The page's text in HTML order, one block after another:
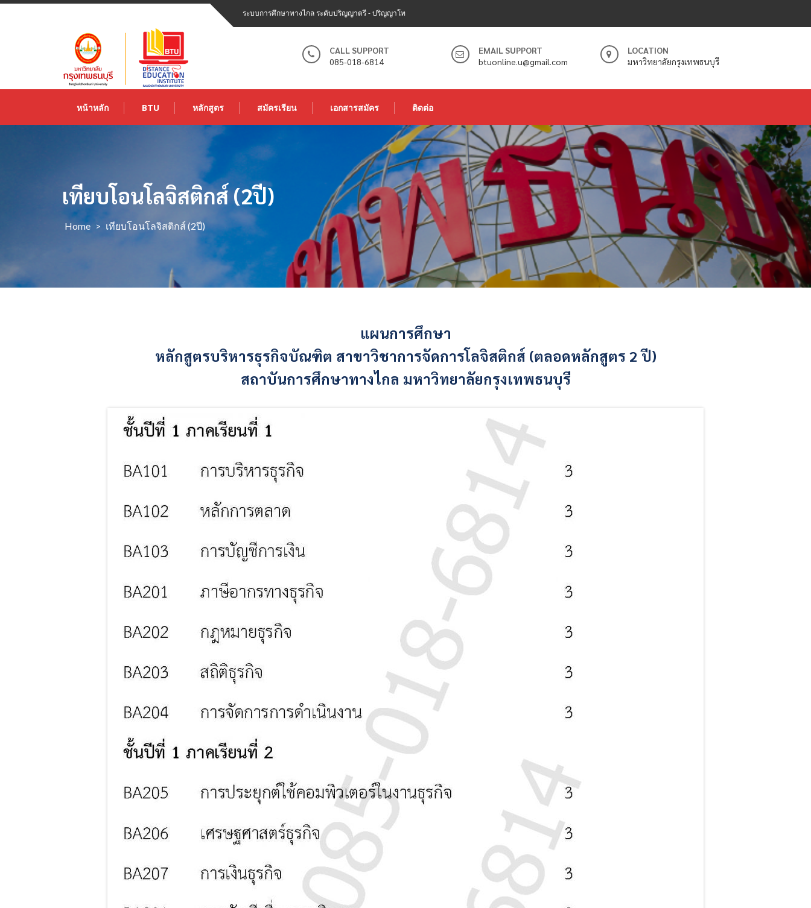
Skip
ระบบการศึกษาทางไกล ระดับปริญญาตรี - ปริญญาโท
CALL SUPPORT
085-018-6814
EMAIL SUPPORT
btuonline.u@gmail.com
LOCATION
มหาวิทยาลัยกรุงเทพธนบุรี
หน้าหลัก BTU หลักสูตร สมัครเรียน เอกสารสมัคร ติดต่อ
เทียบโอนโลจิสติกส์ (2ปี)
Home > เทียบโอนโลจิสติกส์ (2ปี)
แผนการศึกษา
หลักสูตรบริหารธุรกิจบัณฑิต สาขาวิชาการจัดการโลจิสติกส์ (ตลอดหลักสูตร 2 ปี)
สถาบันการศึกษาทางไกล มหาวิทยาลัยกรุงเทพธนบุรี